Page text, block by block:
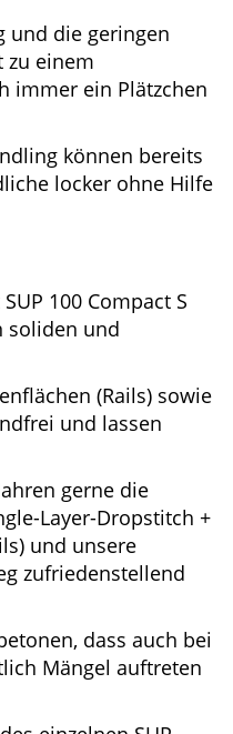
Kombination
Falt-
praxistauglicher
die geringen
zu einem
immer ein
können
locker
100 Compact S
soliden und
(Rails)
und
zu.
gerne die
Layer-Dropstitch
und unsere
zufriedenstellend